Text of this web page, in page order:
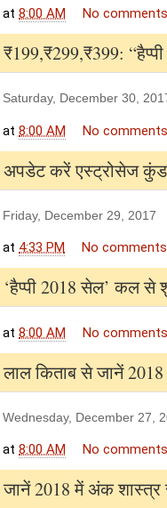
at 8:00 AM No
₹199,₹299,₹399:
Saturday, December 30,
at 8:00 AM No
अपडेट करें एस्ट्रोसेज
Friday, December 29, 2017
at 4:33 PM No
‘हैप्पी 2018 सेल’ कल से
at 8:00 AM No
लाल किताब से जानें
Wednesday, December 27,
at 8:00 AM No
जानें 2018 में अंक शास्त्र